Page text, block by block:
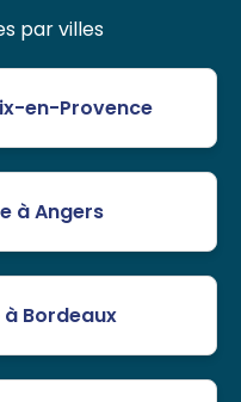
par villes
en-Provence
à Angers
Bordeaux